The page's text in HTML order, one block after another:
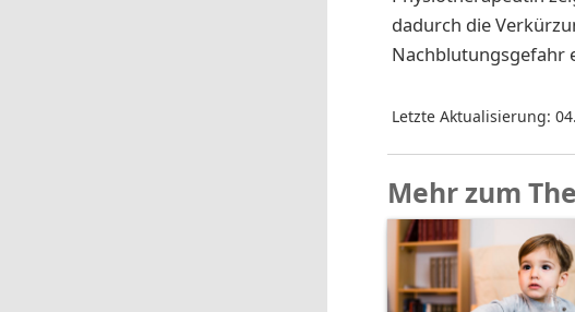
dadurch die
Nachblutungsgefahr
Letzte Aktualisierung:
Mehr zum